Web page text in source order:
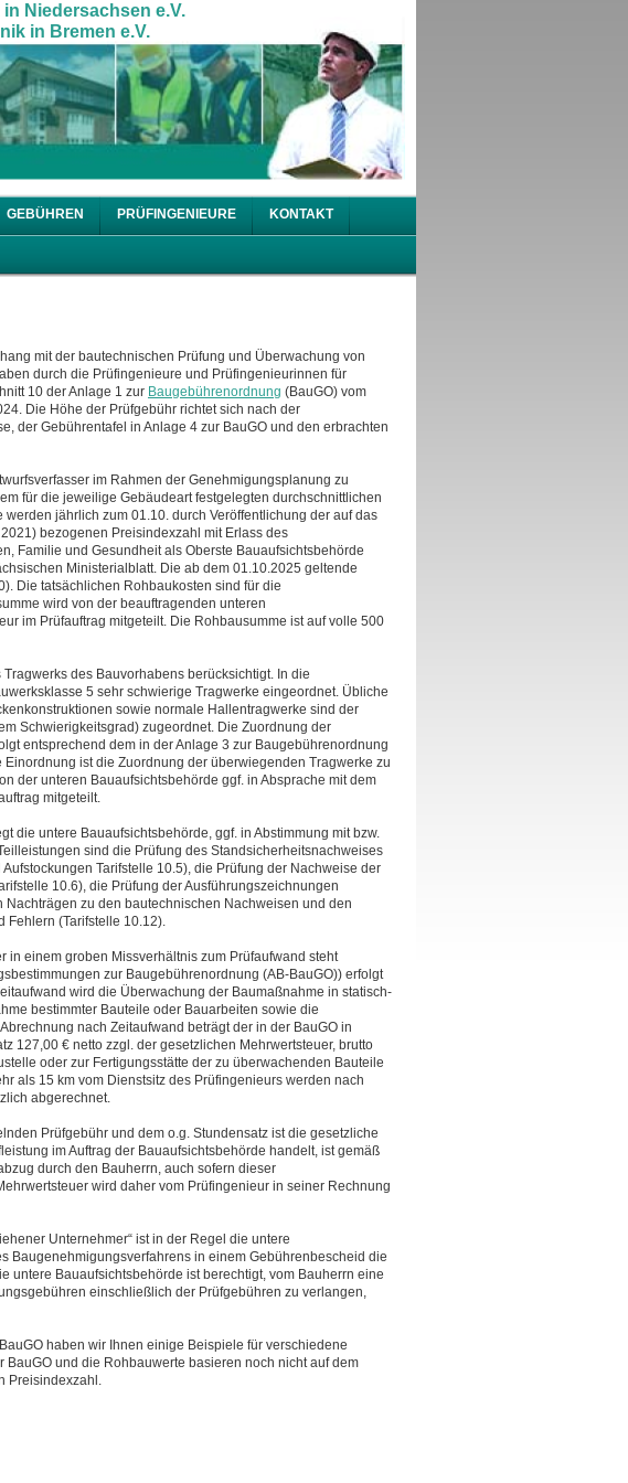
Niedersachsen e.V.
in Bremen e.V.
GEBÜHREN PRÜFINGENIEURE KONTAKT
mit der bautechnischen Prüfung und Überwachung von
durch die Prüfingenieure und Prüfingenieurinnen für
10 der Anlage 1 zur Baugebührenordnung (BauGO) vom
Die Höhe der Prüfgebühr richtet sich nach der
der Gebührentafel in Anlage 4 zur BauGO und den erbrachten
im Rahmen der Genehmigungsplanung zu
für die jeweilige Gebäudeart festgelegten durchschnittlichen
jährlich zum 01.10. durch Veröffentlichung der auf das
bezogenen Preisindexzahl mit Erlass des
Familie und Gesundheit als Oberste Bauaufsichtsbehörde
Ministerialblatt. Die ab dem 01.10.2025 geltende
Die tatsächlichen Rohbaukosten sind für die
wird von der beauftragenden unteren
im Prüfauftrag mitgeteilt. Die Rohbausumme ist auf volle 500
des Bauvorhabens berücksichtigt. In die
5 sehr schwierige Tragwerke eingeordnet. Übliche
sowie normale Hallentragwerke sind der
Schwierigkeitsgrad) zugeordnet. Die Zuordnung der
entsprechend dem in der Anlage 3 zur Baugebührenordnung
ist die Zuordnung der überwiegenden Tragwerke zu
der unteren Bauaufsichtsbehörde ggf. in Absprache mit dem
mitgeteilt.
die untere Bauaufsichtsbehörde, ggf. in Abstimmung mit bzw.
sind die Prüfung des Standsicherheitsnachweises
Tarifstelle 10.5), die Prüfung der Nachweise der
10.6), die Prüfung der Ausführungszeichnungen
zu den bautechnischen Nachweisen und den
Fehlern (Tarifstelle 10.12).
in einem groben Missverhältnis zum Prüfaufwand steht
zur Baugebührenordnung (AB-BauGO)) erfolgt
wird die Überwachung der Baumaßnahme in statisch-
bestimmter Bauteile oder Bauarbeiten sowie die
nach Zeitaufwand beträgt der in der BauGO in
127,00 € netto zzgl. der gesetzlichen Mehrwertsteuer, brutto
oder zur Fertigungsstätte der zu überwachenden Bauteile
als 15 km vom Dienstsitz des Prüfingenieurs werden nach
abgerechnet.
Prüfgebühr und dem o.g. Stundensatz ist die gesetzliche
im Auftrag der Bauaufsichtsbehörde handelt, ist gemäß
durch den Bauherrn, auch sofern dieser
wird daher vom Prüfingenieur in seiner Rechnung
Unternehmer“ ist in der Regel die untere
Baugenehmigungsverfahrens in einem Gebührenbescheid die
untere Bauaufsichtsbehörde ist berechtigt, vom Bauherrn eine
einschließlich der Prüfgebühren zu verlangen,
haben wir Ihnen einige Beispiele für verschiedene
BauGO und die Rohbauwerte basieren noch nicht auf dem
Preisindexzahl.